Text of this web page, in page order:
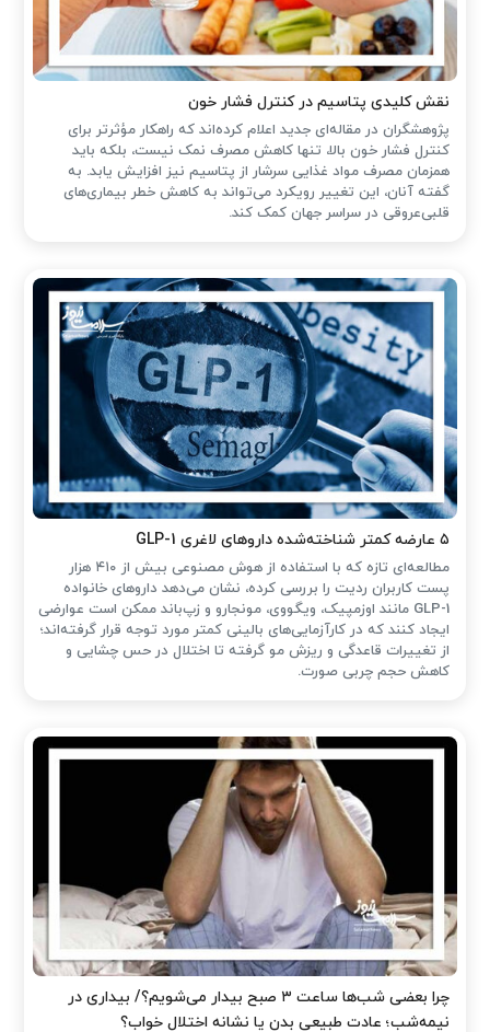
نقش کلیدی پتاسیم در کنترل فشار خون
پژوهشگران در مقاله‌ای جدید اعلام کرده‌اند که راهکار مؤثرتر برای
کنترل فشار خون بالا، تنها کاهش مصرف نمک نیست، بلکه باید
همزمان مصرف مواد غذایی سرشار از پتاسیم نیز افزایش یابد. به
گفته آنان، این تغییر رویکرد می‌تواند به کاهش خطر بیماری‌های
قلبی‌عروقی در سراسر جهان کمک کند.
۵ عارضه کمتر شناخته‌شده داروهای لاغری GLP-1
مطالعه‌ای تازه که با استفاده از هوش مصنوعی بیش از ۴۱۰ هزار
پست کاربران ردیت را بررسی کرده، نشان می‌دهد داروهای خانواده
GLP-1 مانند اوزمپیک، ویگووی، مونجارو و زپ‌باند ممکن است عوارضی
ایجاد کنند که در کارآزمایی‌های بالینی کمتر مورد توجه قرار گرفته‌اند؛
از تغییرات قاعدگی و ریزش مو گرفته تا اختلال در حس چشایی و
کاهش حجم چربی صورت.
چرا بعضی شب‌ها ساعت ۳ صبح بیدار می‌شویم؟/ بیداری در
نیمه‌شب؛ عادت طبیعی بدن یا نشانه اختلال خواب؟